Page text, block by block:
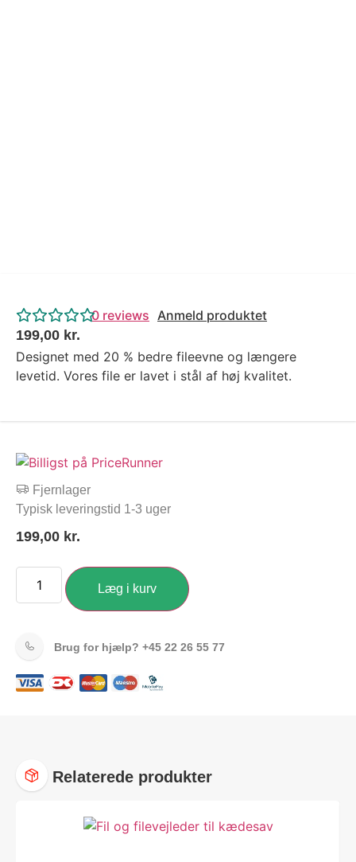
0 reviews Anmeld produktet
199,00 kr.
Designet med 20 % bedre fileevne og længere
levetid. Vores file er lavet i stål af høj kvalitet.
Fjernlager
Typisk leveringstid 1-3 uger
199,00 kr.
Læg i kurv
Brug for hjælp? +45 22 26 55 77
Relaterede produkter